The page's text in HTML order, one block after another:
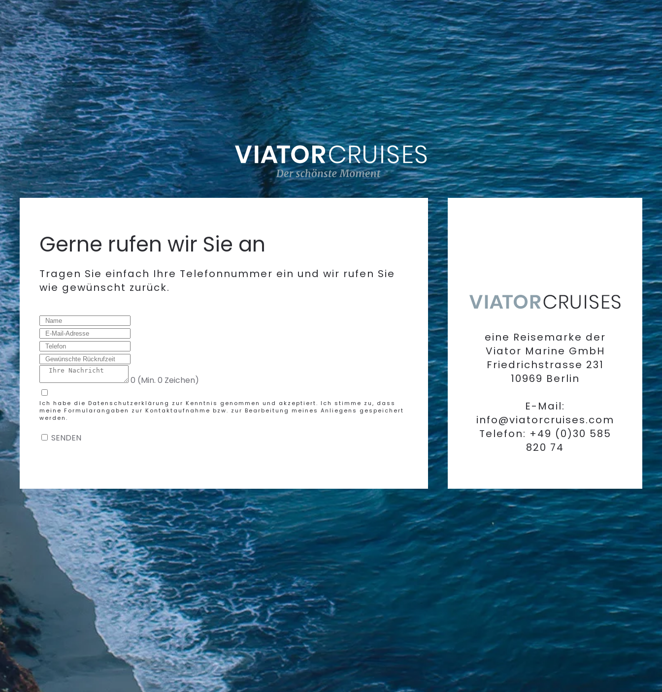
Gerne rufen wir Sie an
Tragen Sie einfach Ihre Telefonnummer ein und wir rufen Sie
wie gewünscht zurück.
0 (Min. 0 Zeichen)
Ich habe die Datenschutzerklärung zur Kenntnis genommen und akzeptiert. Ich stimme zu, dass
meine Formularangaben zur Kontaktaufnahme bzw. zur Bearbeitung meines Anliegens gespeichert
werden.
SENDEN
eine Reisemarke der
Viator Marine GmbH
Friedrichstrasse 231
10969 Berlin
E-Mail:
info@viatorcruises.com
Telefon: +49 (0)30 585
820 74